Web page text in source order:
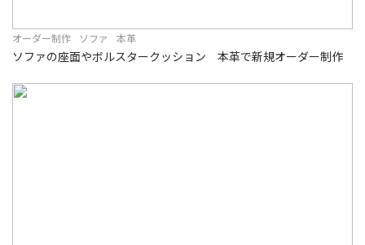
オーダー制作 ソファ 本革
ソファの座面やボルスタークッション 本革で新規オーダー制作